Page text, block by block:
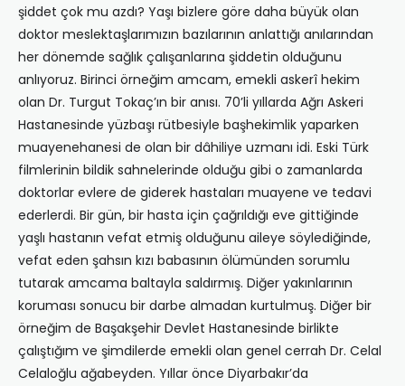
şiddet çok mu azdı? Yaşı bizlere göre daha büyük olan
doktor meslektaşlarımızın bazılarının anlattığı anılarından
her dönemde sağlık çalışanlarına şiddetin olduğunu
anlıyoruz. Birinci örneğim amcam, emekli askerî hekim
olan Dr. Turgut Tokaç’ın bir anısı. 70’li yıllarda Ağrı Askeri
Hastanesinde yüzbaşı rütbesiyle başhekimlik yaparken
muayenehanesi de olan bir dâhiliye uzmanı idi. Eski Türk
filmlerinin bildik sahnelerinde olduğu gibi o zamanlarda
doktorlar evlere de giderek hastaları muayene ve tedavi
ederlerdi. Bir gün, bir hasta için çağrıldığı eve gittiğinde
yaşlı hastanın vefat etmiş olduğunu aileye söylediğinde,
vefat eden şahsın kızı babasının ölümünden sorumlu
tutarak amcama baltayla saldırmış. Diğer yakınlarının
koruması sonucu bir darbe almadan kurtulmuş. Diğer bir
örneğim de Başakşehir Devlet Hastanesinde birlikte
çalıştığım ve şimdilerde emekli olan genel cerrah Dr. Celal
Celaloğlu ağabeyden. Yıllar önce Diyarbakır’da